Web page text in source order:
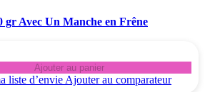
gr Avec Un Manche en Frêne
Ajouter au panier
liste d’envie Ajouter au comparateur